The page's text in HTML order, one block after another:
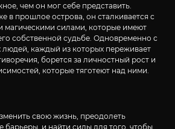
чем он мог себе представить.
в прошлое острова, он сталкивается с
магическими силами, которые имеют
собственной судьбе. Одновременно с
каждый из которых переживает
борется за личностный рост и
которые тяготеют над ними.
свою жизнь, преодолеть
барьеры, и найти силы для того, чтобы